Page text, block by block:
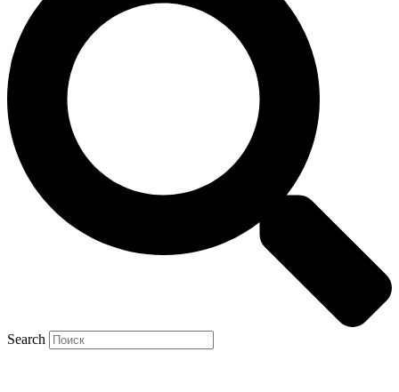
Search